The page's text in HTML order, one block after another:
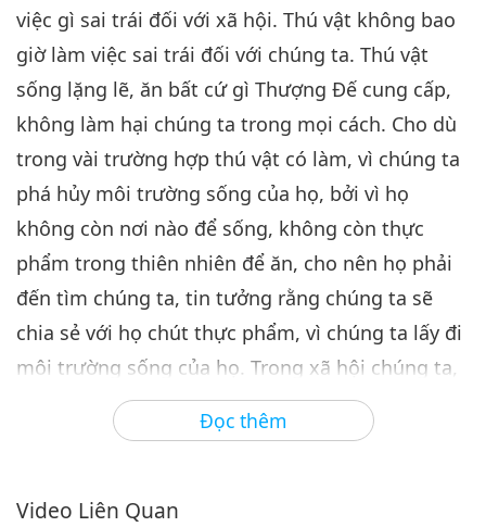
Đọc thêm
việc gì sai trái đối với xã hội. Thú vật không bao
giờ làm việc sai trái đối với chúng ta. Thú vật
sống lặng lẽ, ăn bất cứ gì Thượng Đế cung cấp,
không làm hại chúng ta trong mọi cách. Cho dù
trong vài trường hợp thú vật có làm, vì chúng ta
phá hủy môi trường sống của họ, bởi vì họ
không còn nơi nào để sống, không còn thực
phẩm trong thiên nhiên để ăn, cho nên họ phải
đến tìm chúng ta, tin tưởng rằng chúng ta sẽ
chia sẻ với họ chút thực phẩm, vì chúng ta lấy đi
môi trường sống của họ. Trong xã hội chúng ta,
nếu lấy đi thứ gì từ người khác, chúng ta sẽ trả
lại bằng cái gì đó. Cho nên thú vật tin tưởng
Nhưng, bất luận thế nào, chúng ta luôn luôn sát
Video Liên Quan